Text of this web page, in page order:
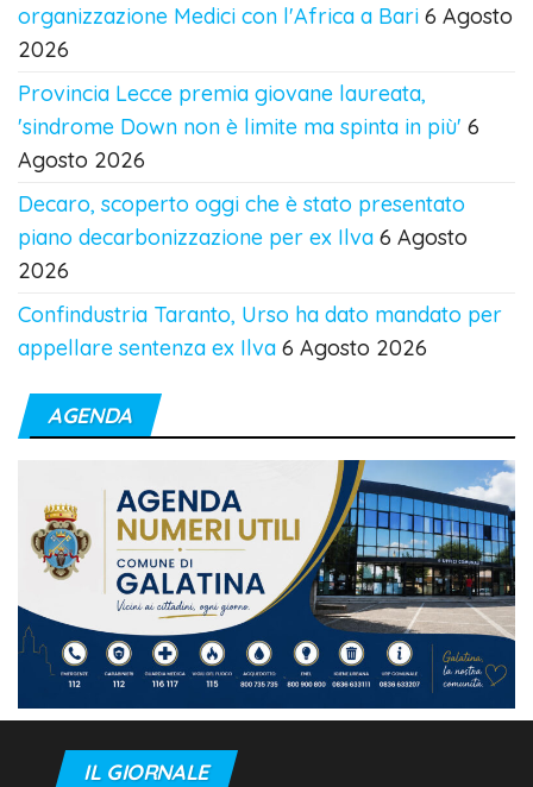
organizzazione Medici con l'Africa a Bari 6 Agosto
2026
Provincia Lecce premia giovane laureata,
'sindrome Down non è limite ma spinta in più' 6
Agosto 2026
Decaro, scoperto oggi che è stato presentato
piano decarbonizzazione per ex Ilva 6 Agosto
2026
Confindustria Taranto, Urso ha dato mandato per
appellare sentenza ex Ilva 6 Agosto 2026
AGENDA
IL GIORNALE